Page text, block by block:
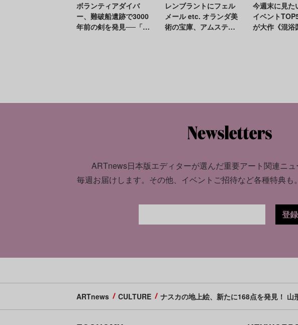
ボランティアダイバ
ー、難破船遺跡で3000
年前の剣を発見──「極
レンブラントにフェル
メール etc. オランダ美
術の宝庫、アムステル
今週末に見た
イベント
が大作《混浴
ARTnews日本版エディターが選んだ重要アート関連ニ
毎週お届けします。 その他、イベントご招待など各種特典も。
登
ARTnews CULTURE ナスカの地上絵、新たに168点を発見！ 山